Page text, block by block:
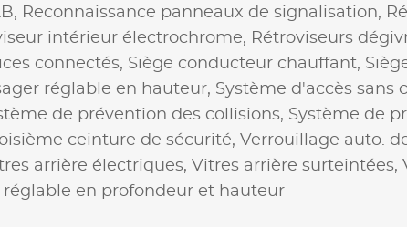
Reconnaissance panneaux de signalisation,
intérieur électrochrome, Rétroviseurs
connectés, Siège conducteur chauffant,
réglable en hauteur, Système d'accès sans
de prévention des collisions, Système de
ceinture de sécurité, Verrouillage auto.
arrière électriques, Vitres arrière surteintées,
réglable en profondeur et hauteur